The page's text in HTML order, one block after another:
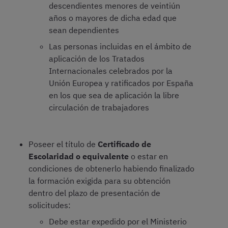
descendientes menores de veintiún
años o mayores de dicha edad que
sean dependientes
Las personas incluidas en el ámbito de
aplicación de los Tratados
Internacionales celebrados por la
Unión Europea y ratificados por España
en los que sea de aplicación la libre
circulación de trabajadores
Poseer el título de Certificado de
Escolaridad o equivalente o estar en
condiciones de obtenerlo habiendo finalizado
la formación exigida para su obtención
dentro del plazo de presentación de
solicitudes:
Debe estar expedido por el Ministerio